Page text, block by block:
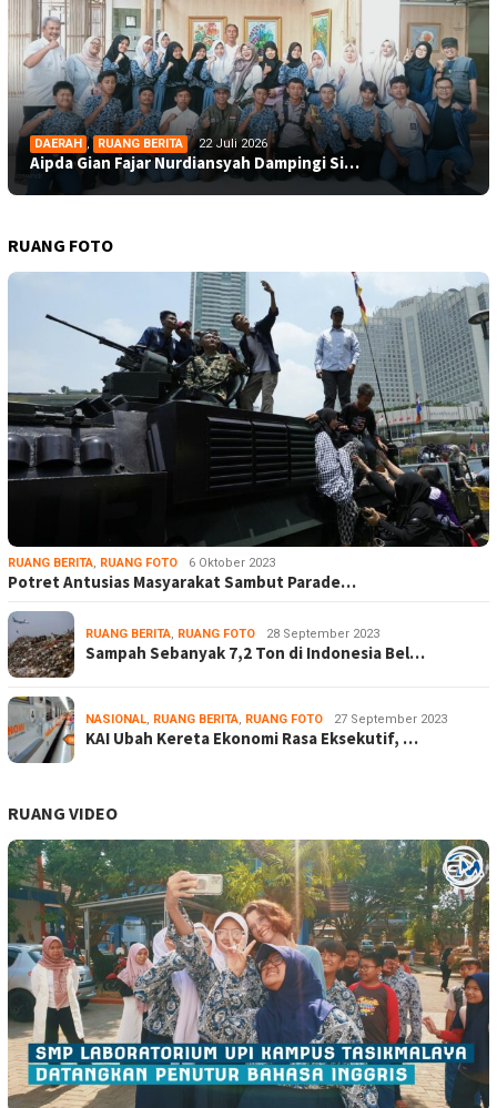
DAERAH , RUANG BERITA 22 Juli 2026
Aipda Gian Fajar Nurdiansyah Dampingi Si…
RUANG FOTO
RUANG BERITA, RUANG FOTO 6 Oktober 2023
Potret Antusias Masyarakat Sambut Parade…
RUANG BERITA, RUANG FOTO 28 September 2023
Sampah Sebanyak 7,2 Ton di Indonesia Bel…
NASIONAL, RUANG BERITA, RUANG FOTO 27 September 2023
KAI Ubah Kereta Ekonomi Rasa Eksekutif, …
RUANG VIDEO